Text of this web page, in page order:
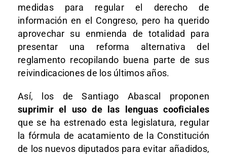
medidas para regular el derecho de
información en el Congreso, pero ha querido
aprovechar su enmienda de totalidad para
presentar una reforma alternativa del
reglamento recopilando buena parte de sus
reivindicaciones de los últimos años.
Así, los de Santiago Abascal proponen
suprimir el uso de las lenguas cooficiales
que se ha estrenado esta legislatura, regular
la fórmula de acatamiento de la Constitución
de los nuevos diputados para evitar añadidos,